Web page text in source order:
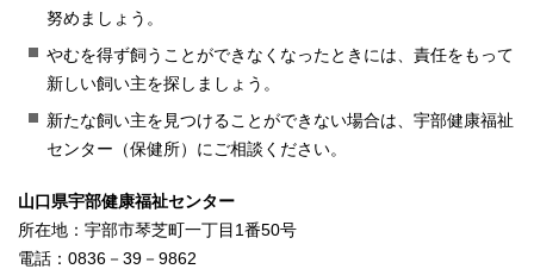
努めましょう。
やむを得ず飼うことができなくなったときには、責任をもって
新しい飼い主を探しましょう。
新たな飼い主を見つけることができない場合は、宇部健康福祉
センター（保健所）にご相談ください。
山口県宇部健康福祉センター
所在地：宇部市琴芝町一丁目1番50号
電話：0836－39－9862